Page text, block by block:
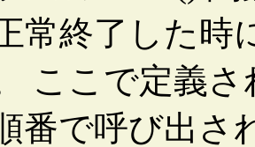
常終了した時
ここで定義
番で呼び出さ